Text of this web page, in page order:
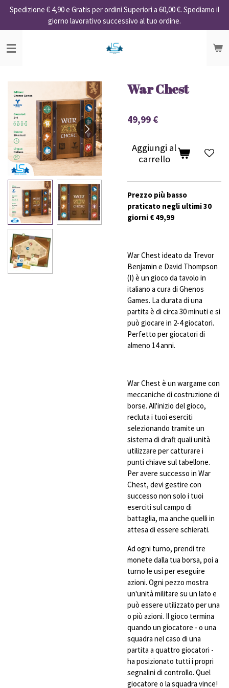
Vai
contenuto
principale
Spedizione € 4,90 e Gratis per ordini Superiori a 60,00 €. Spediamo il
giorno lavorativo successivo al tuo ordine.
War Chest
49,99 €
Aggiungi al
carrello
Prezzo più basso
praticato negli ultimi 30
giorni € 49,99
War Chest ideato da Trevor
Benjamin e David Thompson
(I) è un gioco da tavolo in
italiano a cura di Ghenos
Games. La durata di una
partita è di circa 30 minuti e si
può giocare in 2-4 giocatori.
Perfetto per giocatori di
almeno 14 anni.
War Chest è un wargame con
meccaniche di costruzione di
borse. All'inizio del gioco,
recluta i tuoi eserciti
selezionando tramite un
sistema di draft quali unità
utilizzare per catturare i
punti chiave sul tabellone.
Per avere successo in War
Chest, devi gestire con
successo non solo i tuoi
eserciti sul campo di
battaglia, ma anche quelli in
attesa di essere schierati.
Ad ogni turno, prendi tre
monete dalla tua borsa, poi a
turno le usi per eseguire
azioni. Ogni pezzo mostra
un'unità militare su un lato e
può essere utilizzato per una
o più azioni. Il gioco termina
quando un giocatore - o una
squadra nel caso di una
partita a quattro giocatori -
ha posizionato tutti i propri
segnalini di controllo. Quel
giocatore o la squadra vince!